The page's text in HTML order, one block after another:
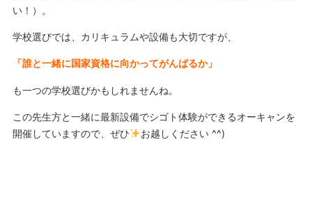
い！）。
学校選びでは、カリキュラムや設備も大切ですが、
「誰と一緒に国家資格に向かってがんばるか」
も一つの学校選びかもしれませんね。
この先生方と一緒に最新設備でシゴト体験ができるオーキャンを
開催していますので、ぜひ
お越しください ^^)